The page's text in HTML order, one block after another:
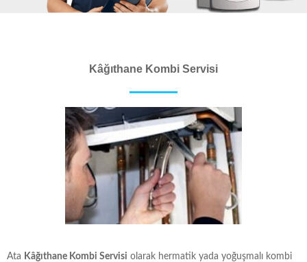
Kâğıthane Kombi Servisi
Ata Kâğıthane Kombi Servisi olarak hermatik yada yoğuşmalı kombi